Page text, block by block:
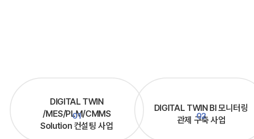
DIGITAL TWIN
/MES/PLM/CMMS
Solution 컨설팅 사업
DIGITAL TWIN BI 모니터링
관제 구축 사업